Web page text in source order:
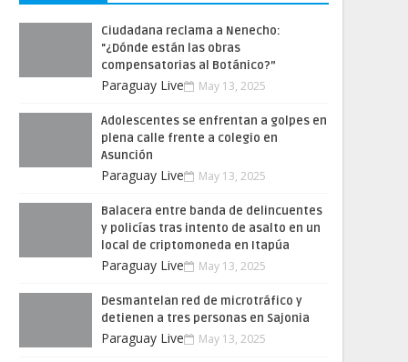
Ciudadana reclama a Nenecho:
"¿Dónde están las obras
compensatorias al Botánico?”
Paraguay Live May 13, 2025
Adolescentes se enfrentan a golpes en
plena calle frente a colegio en
Asunción
Paraguay Live May 13, 2025
Balacera entre banda de delincuentes
y policías tras intento de asalto en un
local de criptomoneda en Itapúa
Paraguay Live May 13, 2025
Desmantelan red de microtráfico y
detienen a tres personas en Sajonia
Paraguay Live May 13, 2025